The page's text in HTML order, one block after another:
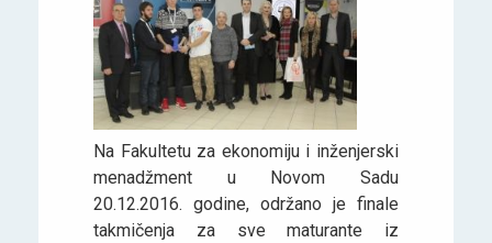
Na Fakultetu za ekonomiju i inženjerski
menadžment u Novom Sadu
20.12.2016. godine, održano je finale
takmičenja za sve maturante iz